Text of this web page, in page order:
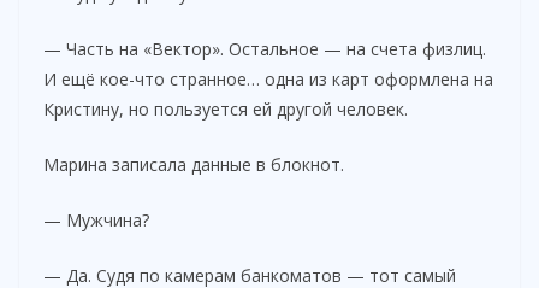
— Часть на «Вектор». Остальное — на счета физлиц.
И ещё кое-что странное… одна из карт оформлена на
Кристину, но пользуется ей другой человек.
Марина записала данные в блокнот.
— Мужчина?
— Да. Судя по камерам банкоматов — тот самый